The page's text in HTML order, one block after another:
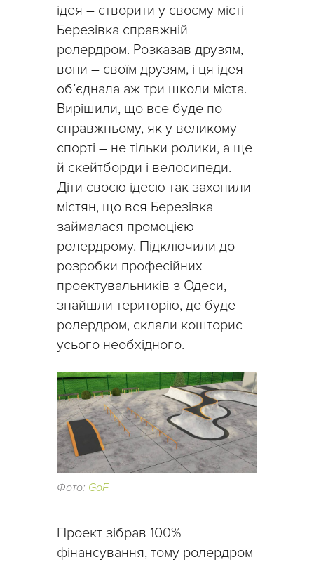
ідея – створити у своєму місті
Березівка справжній
ролердром. Розказав друзям,
вони – своїм друзям, і ця ідея
об’єднала аж три школи міста.
Вирішили, що все буде по-
справжньому, як у великому
спорті – не тільки ролики, а ще
й скейтборди і велосипеди.
Діти своєю ідеєю так захопили
містян, що вся Березівка
займалася промоцією
ролердрому. Підключили до
розробки професійних
проектувальників з Одеси,
знайшли територію, де буде
ролердром, склали кошторис
усього необхідного.
Фото: GoF
Проект зібрав 100%
фінансування, тому ролердром